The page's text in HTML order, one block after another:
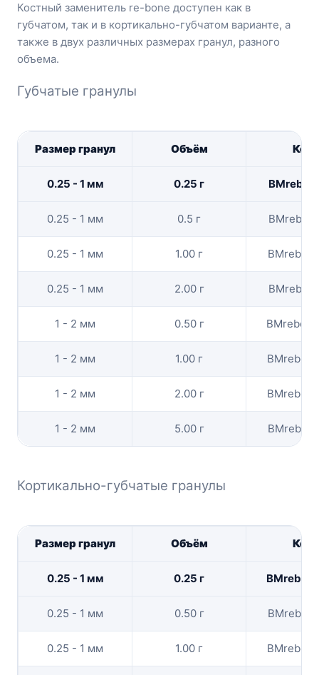
Костный заменитель re-bone доступен как в
губчатом, так и в кортикально-губчатом варианте, а
также в двух различных размерах гранул, разного
объема.
Губчатые гранулы
Размер гранул Объём Код
0.25 - 1 мм 0.25 г
0.25 - 1 мм 0.5 г
0.25 - 1 мм 1.00 г
0.25 - 1 мм 2.00 г
1 - 2 мм 0.50 г
1 - 2 мм 1.00 г
1 - 2 мм 2.00 г
1 - 2 мм 5.00 г
Кортикально-губчатые гранулы
Размер гранул Объём Код
0.25 - 1 мм 0.25 г
0.25 - 1 мм 0.50 г
0.25 - 1 мм 1.00 г